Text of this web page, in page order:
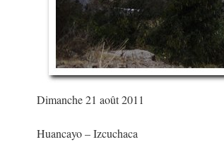
Dimanche 21 août 2011
Huancayo – Izcuchaca